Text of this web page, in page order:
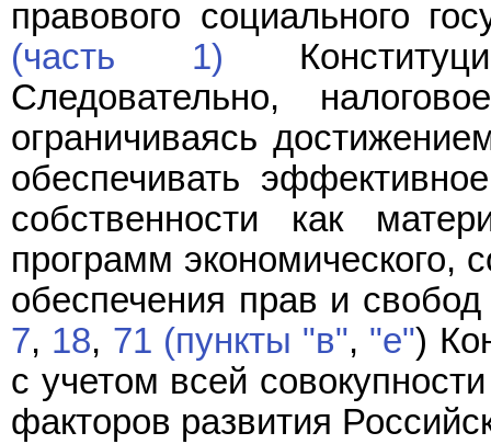
правового социального
(часть 1)
Следовательно,
ограничиваясь
обеспечивать
собственности как
программ экономического,
обеспечения прав и
7, 18, 71 (пункты "в", "е")
с учетом всей
факторов развития